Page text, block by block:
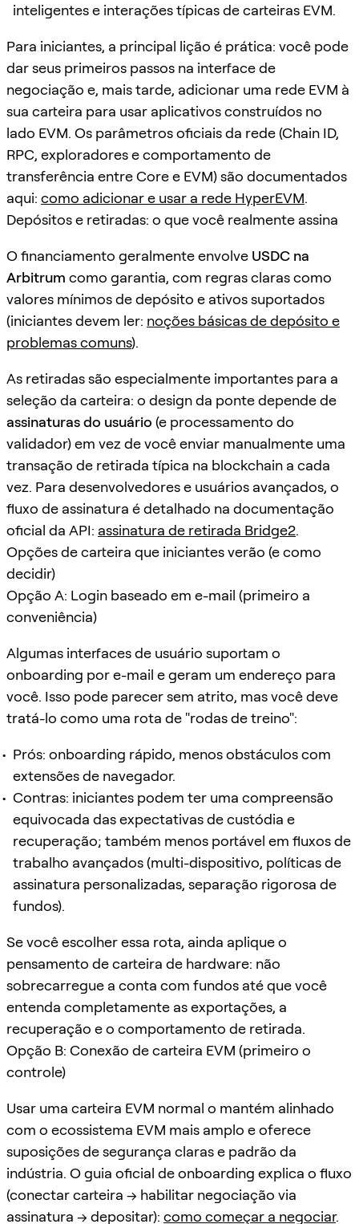
inteligentes e interações típicas de carteiras EVM.
Para iniciantes, a principal lição é prática: você pode
dar seus primeiros passos na interface de
negociação e, mais tarde, adicionar uma rede EVM à
sua carteira para usar aplicativos construídos no
lado EVM. Os parâmetros oficiais da rede (Chain ID,
RPC, exploradores e comportamento de
transferência entre Core e EVM) são documentados
aqui: como adicionar e usar a rede HyperEVM.
Depósitos e retiradas: o que você realmente assina
O financiamento geralmente envolve USDC na
Arbitrum como garantia, com regras claras como
valores mínimos de depósito e ativos suportados
(iniciantes devem ler: noções básicas de depósito e
problemas comuns).
As retiradas são especialmente importantes para a
seleção da carteira: o design da ponte depende de
assinaturas do usuário (e processamento do
validador) em vez de você enviar manualmente uma
transação de retirada típica na blockchain a cada
vez. Para desenvolvedores e usuários avançados, o
fluxo de assinatura é detalhado na documentação
oficial da API: assinatura de retirada Bridge2.
Opções de carteira que iniciantes verão (e como
decidir)
Opção A: Login baseado em e-mail (primeiro a
conveniência)
Algumas interfaces de usuário suportam o
onboarding por e-mail e geram um endereço para
você. Isso pode parecer sem atrito, mas você deve
tratá-lo como uma rota de "rodas de treino":
Prós: onboarding rápido, menos obstáculos com
extensões de navegador.
Contras: iniciantes podem ter uma compreensão
equivocada das expectativas de custódia e
recuperação; também menos portável em fluxos de
trabalho avançados (multi-dispositivo, políticas de
assinatura personalizadas, separação rigorosa de
fundos).
Se você escolher essa rota, ainda aplique o
pensamento de carteira de hardware: não
sobrecarregue a conta com fundos até que você
entenda completamente as exportações, a
recuperação e o comportamento de retirada.
Opção B: Conexão de carteira EVM (primeiro o
controle)
Usar uma carteira EVM normal o mantém alinhado
com o ecossistema EVM mais amplo e oferece
suposições de segurança claras e padrão da
indústria. O guia oficial de onboarding explica o fluxo
(conectar carteira → habilitar negociação via
assinatura → depositar): como começar a negociar.